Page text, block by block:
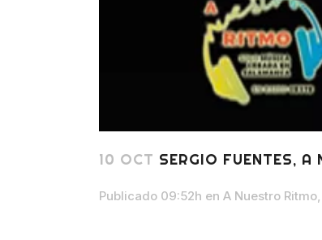
10 OCT SERGIO FUENTES, A
Publicado 09:52h en A Nuestro Ritmo